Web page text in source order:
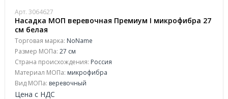
Арт. 3064627
Насадка МОП веревочная Премиум I микрофибра 27
см белая
Торговая марка: NoName
Размер МОПа: 27 см
Страна происхождения: Россия
Материал МОПа: микрофибра
Вид МОПа: веревочный
Цена с НДС